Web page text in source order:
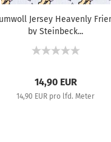
Jersey Heavenly
by Steinbeck...
14,90 EUR
14,90 EUR pro lfd. Meter